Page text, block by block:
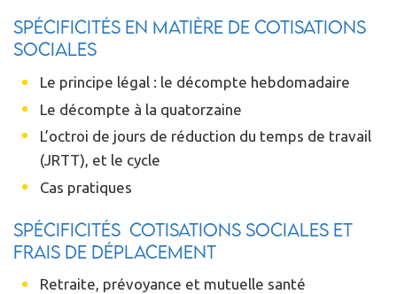
Spécificités en matière de cotisations
sociales
Le principe légal : le décompte hebdomadaire
Le décompte à la quatorzaine
L’octroi de jours de réduction du temps de travail
(JRTT), et le cycle
Cas pratiques
Spécificités cotisations sociales et
frais de déplacement
Retraite, prévoyance et mutuelle santé